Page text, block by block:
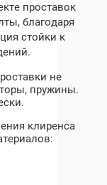
проставок
благодаря
стойки к
не
пружины.
клиренса